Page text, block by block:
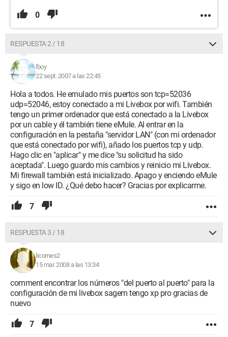
0
RESPUESTA 2 / 18
lboy
22 sept. 2007 a las 22:45
Hola a todos. He emulado mis puertos son tcp=52036
udp=52046, estoy conectado a mi Livebox por wifi. También
tengo un primer ordenador que está conectado a la Livebox
por un cable y él también tiene eMule. Al entrar en la
configuración en la pestaña "servidor LAN" (con mi ordenador
que está conectado por wifi), añado los puertos tcp y udp.
Hago clic en "aplicar" y me dice "su solicitud ha sido
aceptada". Luego guardo mis cambios y reinicio mi Livebox.
Mi firewall también está inicializado. Apago y enciendo eMule
y sigo en low ID. ¿Qué debo hacer? Gracias por explicarme.
7
RESPUESTA 3 / 18
licornes2
15 mar. 2008 a las 13:34
comment encontrar los números "del puerto al puerto" para la
configuración de mi livebox sagem tengo xp pro gracias de
nuevo
7